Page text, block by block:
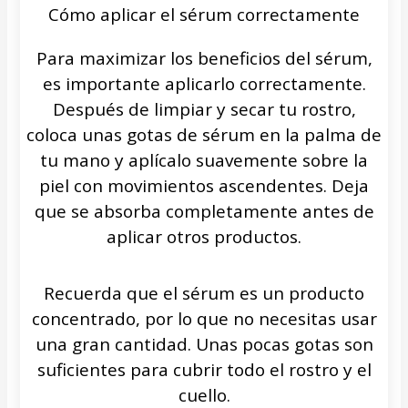
Cómo aplicar el sérum correctamente
Para maximizar los beneficios del sérum,
es importante aplicarlo correctamente.
Después de limpiar y secar tu rostro,
coloca unas gotas de sérum en la palma de
tu mano y aplícalo suavemente sobre la
piel con movimientos ascendentes. Deja
que se absorba completamente antes de
aplicar otros productos.
Recuerda que el sérum es un producto
concentrado, por lo que no necesitas usar
una gran cantidad. Unas pocas gotas son
suficientes para cubrir todo el rostro y el
cuello.